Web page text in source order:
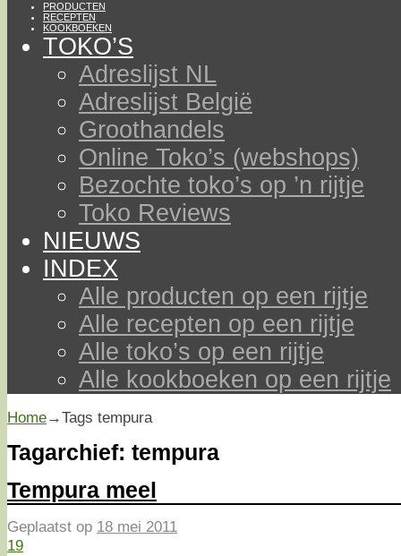
PRODUCTEN
RECEPTEN
KOOKBOEKEN
TOKO’S
Adreslijst NL
Adreslijst België
Groothandels
Online Toko’s (webshops)
Bezochte toko’s op ’n rijtje
Toko Reviews
NIEUWS
INDEX
Alle producten op een rijtje
Alle recepten op een rijtje
Alle toko’s op een rijtje
Alle kookboeken op een rijtje
Home→Tags tempura
Tagarchief: tempura
Tempura meel
Geplaatst op 18 mei 2011
19